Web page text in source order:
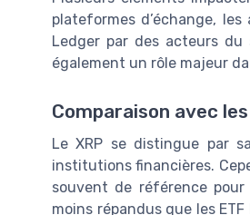
plateformes d’échange,
Ledger par des acteurs du
également un rôle majeur
Comparaison avec
Le XRP se distingue par
institutions financières.
souvent de référence pour
moins répandus que les